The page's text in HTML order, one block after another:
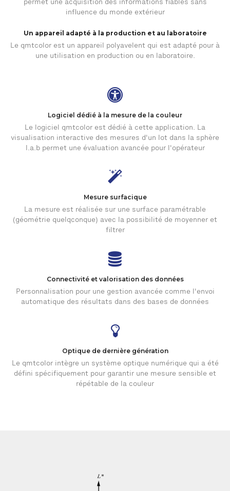
permet une acquisition des informations fiables sans
influence du monde extérieur
Un appareil adapté à la production et au laboratoire
Le qmtcolor est un appareil polyavelent qui est adapté pour à
une utilisation en production ou en laboratoire.
Logiciel dédié à la mesure de la couleur
Le logiciel qmtcolor est dédié à cette application. La
visualisation interactive des mesures d'un lot dans la sphère
l.a.b permet une évaluation avancée pour l'opérateur
Mesure surfacique
La mesure est réalisée sur une surface paramétrable
(géométrie quelqconque) avec la possibilité de moyenner et
filtrer
Connectivité et valorisation des données
Personnalisation pour une gestion avancée comme l'envoi
automatique des résultats dans des bases de données
Optique de dernière génération
Le qmtcolor intègre un système optique numérique qui a été
défini spécifiquement pour garantir une mesure sensible et
répétable de la couleur